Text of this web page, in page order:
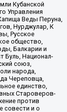
Кубанской
Управления
Веды Перуна,
Нурджулар, К
Русское
общество,
Балкарии и
Буль, Национал-
союз,
народа,
Череповца,
единство,
Староверов-
против
совести и о